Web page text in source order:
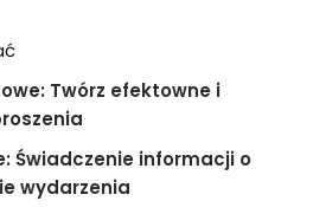
Twórz efektowne i
Świadczenie informacji o
wydarzenia